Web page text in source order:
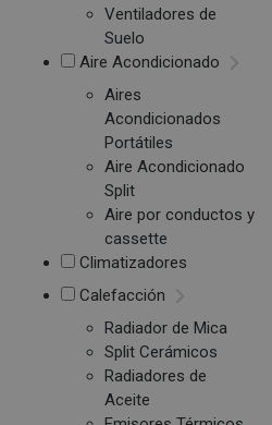
Ventiladores de
Suelo
Aire Acondicionado
Aires
Acondicionados
Portátiles
Aire Acondicionado
Split
Aire por conductos y
cassette
Climatizadores
Calefacción
Radiador de Mica
Split Cerámicos
Radiadores de
Aceite